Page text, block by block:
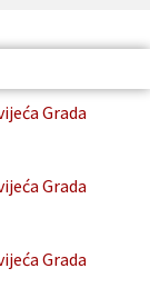
Grada
Grada
Grada